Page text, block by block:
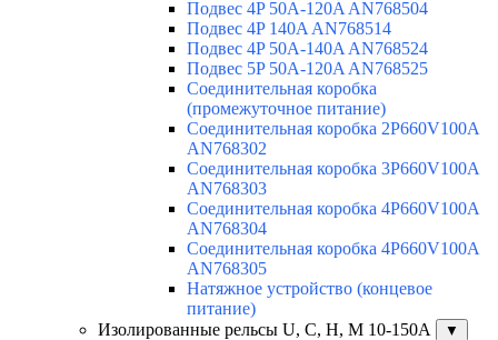
Подвес 4P 50A-120A AN768504
Подвес 4P 140A AN768514
Подвес 4P 50A-140A AN768524
Подвес 5P 50A-120A AN768525
Соединительная коробка
(промежуточное питание)
Соединительная коробка 2P660V100A
AN768302
Соединительная коробка 3P660V100A
AN768303
Соединительная коробка 4P660V100A
AN768304
Соединительная коробка 4P660V100A
AN768305
Натяжное устройство (концевое
питание)
Изолированные рельсы U, C, H, M 10-150А
▼